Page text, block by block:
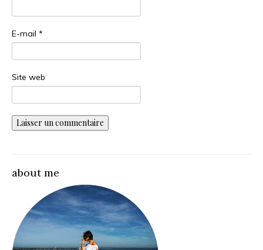
E-mail *
Site web
about me